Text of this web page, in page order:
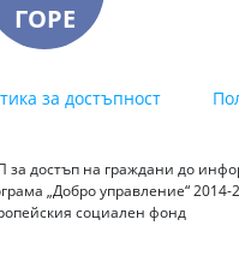
ГОРЕ
за достъпност
достъп на граждани до
„Добро управление“
социален фонд